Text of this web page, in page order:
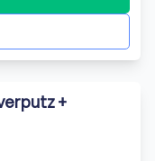
– und
+